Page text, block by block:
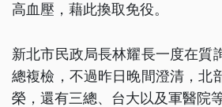
高血壓，藉此換取免役。
新北市民政局長林耀長一度在質
總複檢，不過昨日晚間澄清，北
榮，還有三總、台大以及軍醫院